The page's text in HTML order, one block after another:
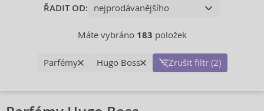
ŘADIT OD:
Máte vybráno 183 položek
Parfémy Hugo Boss Zrušit filtr (2)